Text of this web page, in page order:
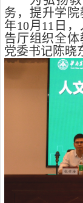
务，提升学院
年10月 11 日
告厅组织全
党委书记陈晓